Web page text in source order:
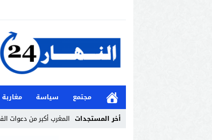
مجتمع سياسة
أخر المستجدات المغرب أكبر من دعوات